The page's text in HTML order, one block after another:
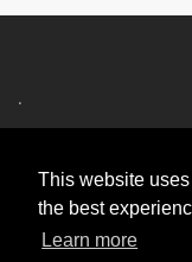
This website
the best
Learn more
.
+370 70035001
info@vhost.lt